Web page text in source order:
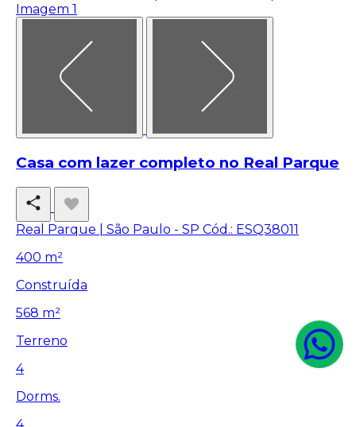
Casa com lazer completo no Real Parque
Real Parque | São Paulo - SP Cód.: ESQ38011
400 m²
Construída
568 m²
Terreno
4
Dorms.